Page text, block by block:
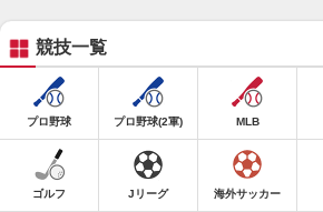
競技一覧
プロ野球 プロ野球(2軍) MLB
ゴルフ Jリーグ 海外サッカー